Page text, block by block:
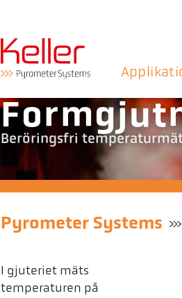
Beröringsfri
Pyrometer Systems
I gjuteriet mäts
temperaturen på